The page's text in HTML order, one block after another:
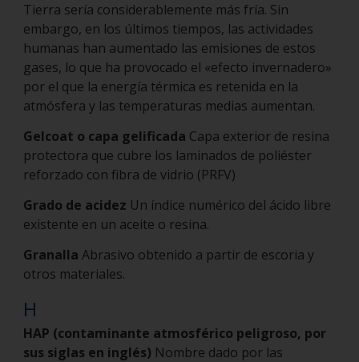
Tierra sería considerablemente más fría. Sin
embargo, en los últimos tiempos, las actividades
humanas han aumentado las emisiones de estos
gases, lo que ha provocado el «efecto invernadero»
por el que la energía térmica es retenida en la
atmósfera y las temperaturas medias aumentan.
Gelcoat o capa gelificada Capa exterior de resina
protectora que cubre los laminados de poliéster
reforzado con fibra de vidrio (PRFV)
Grado de acidez Un índice numérico del ácido libre
existente en un aceite o resina.
Granalla Abrasivo obtenido a partir de escoria y
otros materiales.
H
HAP (contaminante atmosférico peligroso, por
sus siglas en inglés) Nombre dado por las